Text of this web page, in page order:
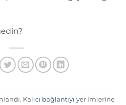
Kalıcı bağlantıyı yer imlerine